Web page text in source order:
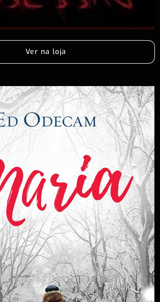
Ver na loja